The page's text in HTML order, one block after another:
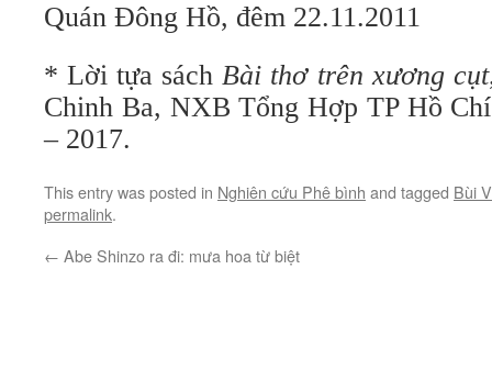
Quán Đông Hồ, đêm 22.11.2011
* Lời tựa sáchBài thơ trên xương cụt
Chinh Ba, NXB Tổng Hợp TP Hồ
– 2017.
This entry was posted in Nghiên cứu Phê bình and tagged Bùi
permalink.
← Abe Shinzo ra đi: mưa hoa từ biệt